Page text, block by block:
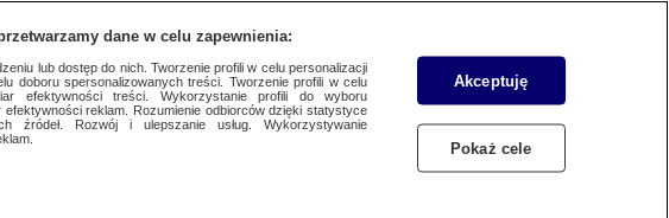
dane w celu zapewnienia:
lub dostęp do nich. Tworzenie profili w celu personalizacji
doboru spersonalizowanych treści. Tworzenie profili w celu
efektywności treści. Wykorzystanie profili do wyboru
reklam. Rozumienie odbiorców dzięki statystyce
źródeł. Rozwój i ulepszanie usług. Wykorzystywanie
Akceptuję
Pokaż cele